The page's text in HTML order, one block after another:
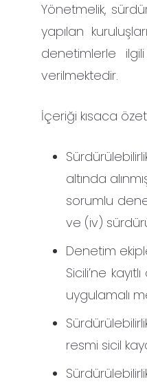
Yönetmelik,
yapılan
denetimlerle
verilmektedir.
İçeriği kısaca
altında
sorumlu
ve (iv)
Denetim
Sicili’ne
uygulamalı
resmi sicil